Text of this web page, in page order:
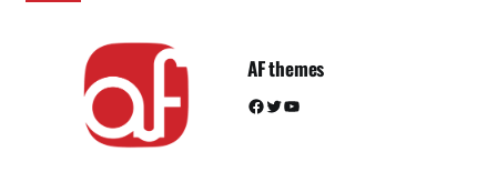
AF themes
Facebook Twitter YouTube